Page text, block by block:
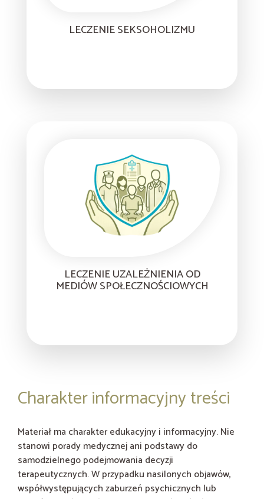
LECZENIE SEKSOHOLIZMU
LECZENIE UZALEŻNIENIA OD
MEDIÓW SPOŁECZNOŚCIOWYCH
Charakter informacyjny treści
Materiał ma charakter edukacyjny i informacyjny. Nie
stanowi porady medycznej ani podstawy do
samodzielnego podejmowania decyzji
terapeutycznych. W przypadku nasilonych objawów,
współwystępujących zaburzeń psychicznych lub